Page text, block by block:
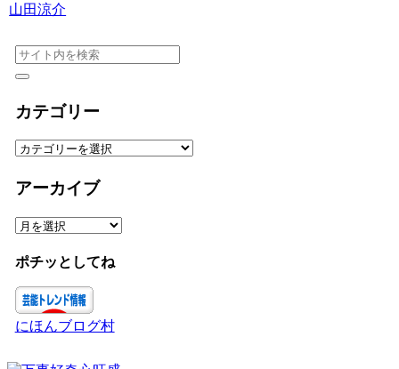
山田涼介
カテゴリー
カ
ゴ
ー
アーカイブ
ア
カ
ブ
ポチッとしてね
にほんブログ村